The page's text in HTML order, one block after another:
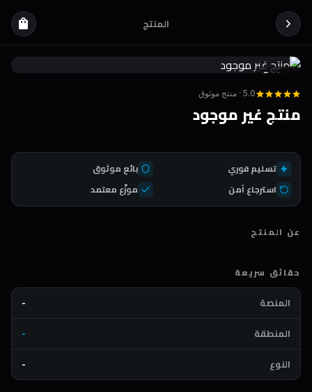
المنتج shopping_bag
Coda
5.0 · منتج موثوق
منتج غير موجود
تسليم فوري
بائع موثوق
استرجاع آمن
موزّع معتمد
عن المنتج
حقائق سريعة
المنصة
-
المنطقة
-
النوع
-